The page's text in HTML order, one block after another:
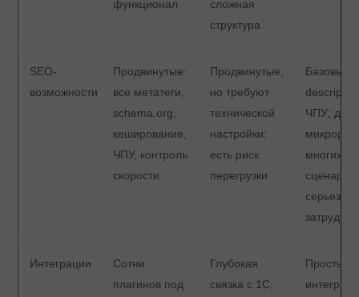
функционал
сложная
структура
SEO-
возможности
Продвинутые:
все метатеги,
schema.org,
кеширование,
ЧПУ, контроль
скорости
Продвинутые,
но требуют
технической
настройки;
есть риск
перегрузки
Базовые:
ЧПУ;
многих
серьезно
Интеграции
Сотни
плагинов под
Глубокая
связка с 1С,
Простые